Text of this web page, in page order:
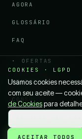
AGORA
GLOSSÁRIO
FAQ
OFERTAS
MENTORIA
CONSULTORIA
COOKIES · LGPD
Usamos cookies
com seu aceite —
de Cookiespara
ACEITAR TODOS